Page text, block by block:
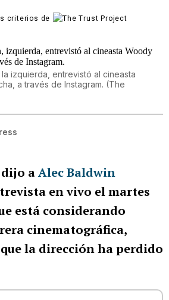
criterios de
izquierda, entrevistó al cineasta
a través de Instagram. (The
aAlec Baldwin
en vivo el martes
está considerando
cinematográfica,
la dirección ha perdido